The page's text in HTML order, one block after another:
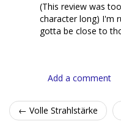
(This review was
character long) I'm
gotta be close to
Add a comment
← Volle Strahlstärke